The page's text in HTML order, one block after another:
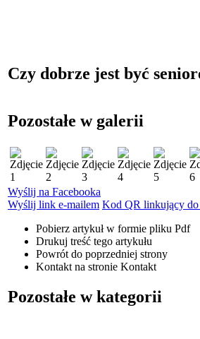
Czy dobrze jest być
Pozostałe w galerii
Wyślij na Facebooka
Wyślij link e-mailem Kod QR linkujący do
Pobierz artykuł w formie pliku Pdf
Drukuj treść tego artykułu
Powrót do poprzedniej strony
Kontakt na stronie Kontakt
Pozostałe w kategorii